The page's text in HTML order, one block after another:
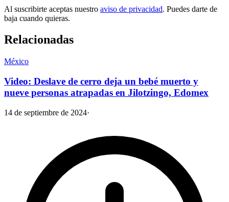
Al suscribirte aceptas nuestro aviso de privacidad. Puedes darte de
baja cuando quieras.
Relacionadas
México
Video: Deslave de cerro deja un bebé muerto y
nueve personas atrapadas en Jilotzingo, Edomex
14 de septiembre de 2024·